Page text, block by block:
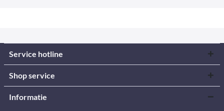
Service hotline
Shop service
Informatie